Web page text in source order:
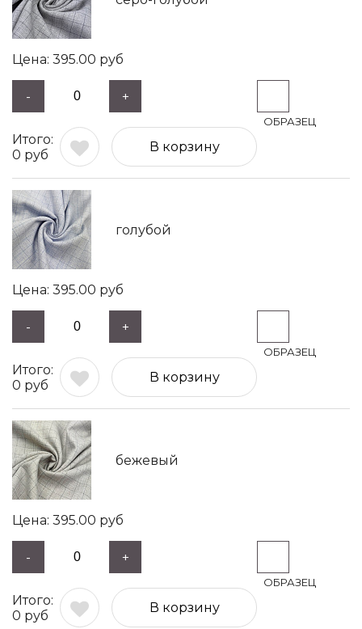
395.00 руб
- +
0 руб
В корзину
голубой
395.00 руб
- +
0 руб
В корзину
бежевый
395.00 руб
- +
0 руб
В корзину